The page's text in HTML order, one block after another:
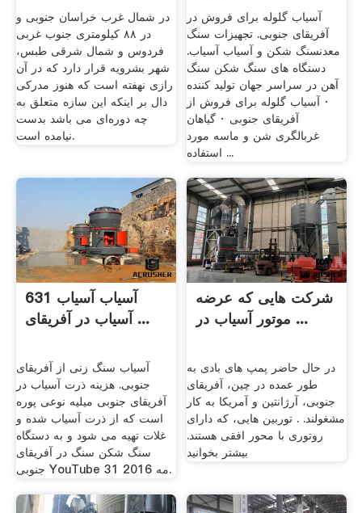
در شمال غرب خراسان جنوبی و
در ۸۸ کیلومتری جنوب غربی
فردوس و شمال شرقی طبس،
شهر بشرویه قرار دارد که در آن
رازی نهفته است که هنوز مدرکی
دال بر اینکه این سازه متعلق به
چه دوره‌ای می باشد بدست
نیامده است.
آسیاب گلوله برای فروش در
آفریقای جنوبی. تجهیزات سنگ
معدنسنگ شکن و آسیاب آسیاب.
دستگاه های سنگ شکن سنگ
آهن در سراسر جهان تولید کننده
· آسیاب گلوله برای فروش از
آفریقای جنوبی · گیاهان
غربالگری شن و ماسه مورد
استفاده ...
آسیاب آسیاب 631
آسیاب در آفریقای ...
آسیاب سنگ زنی از آفریقای
جنوبی. هزینه ذرت آسیاب در
آفریقای جنوبی میلیه نوعی پوره
است که از ذرت آسیاب شده و
غلات تهیه می شود و به دستگاه
سنگ شکن سنگ در آفریقای
جنوبی YouTube 31 مه 2016.
شرکت هایی که عرضه
موتور آسیاب در ...
در حال حاضر پمپ های بادی به
طور عمده در چین، آفریقای
جنوبی، آرژانتین و آمریکا به کار
مشغولند. . توربین هایی، که دارای
روتوری با محور افقی هستند.
بیشتر بخوانید